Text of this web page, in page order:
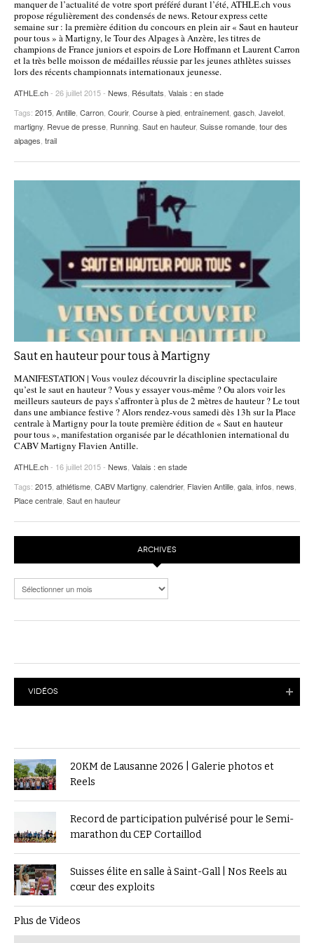
POURQUOI ATHLE.CH ?
ATHLE.CH RÉGIONS | VAUD
HIGHLIGHTS
LIVRES
manquer de l’actualité de votre sport préféré durant l’été, ATHLE.ch vous
propose régulièrement des condensés de news. Retour express cette
semaine sur : la première édition du concours en plein air « Saut en hauteur
pour tous » à Martigny, le Tour des Alpages à Anzère, les titres de
champions de France juniors et espoirs de Lore Hoffmann et Laurent Carron
et la très belle moisson de médailles réussie par les jeunes athlètes suisses
lors des récents championnats internationaux jeunesse.
ATHLE.ch- 26 juillet 2015 - News Résultats Valais : en stade
Tags: 2015 Antille Carron Courir, Course à pied entraînement gasch Javelot
martigny Revue de presse Running Saut en hauteur, Suisse romande tour des
alpages trail
Saut en hauteur pour tous à Martigny
MANIFESTATION | Vous voulez découvrir la discipline spectaculaire
qu’est le saut en hauteur ? Vous y essayer vous-même ? Ou alors voir les
meilleurs sauteurs de pays s’affronter à plus de 2 mètres de hauteur ? Le tout
dans une ambiance festive ? Alors rendez-vous samedi dès 13h sur la Place
centrale à Martigny pour la toute première édition de « Saut en hauteur
pour tous », manifestation organisée par le décathlonien international du
CABV Martigny Flavien Antille.
ATHLE.ch- 16 juillet 2015 - News Valais : en stade
Tags: 2015 athlétisme CABV Martigny calendrier, Flavien Antille gala infos news
Place centrale Saut en hauteur
ARCHIVES
Archives
VIDÉOS
20KM de Lausanne 2026 | Galerie photos et
Reels
Record de participation pulvérisé pour le Semi-
marathon du CEP Cortaillod
Suisses élite en salle à Saint-Gall | Nos Reels au
cœur des exploits
Plus de Videos